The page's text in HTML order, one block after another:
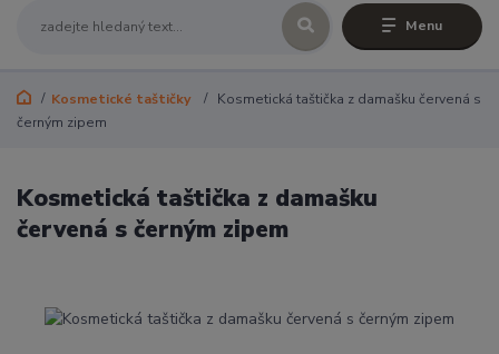
Menu
Kosmetické taštičky
Kosmetická taštička z damašku červená s
černým zipem
Kosmetická taštička z damašku
červená s černým zipem